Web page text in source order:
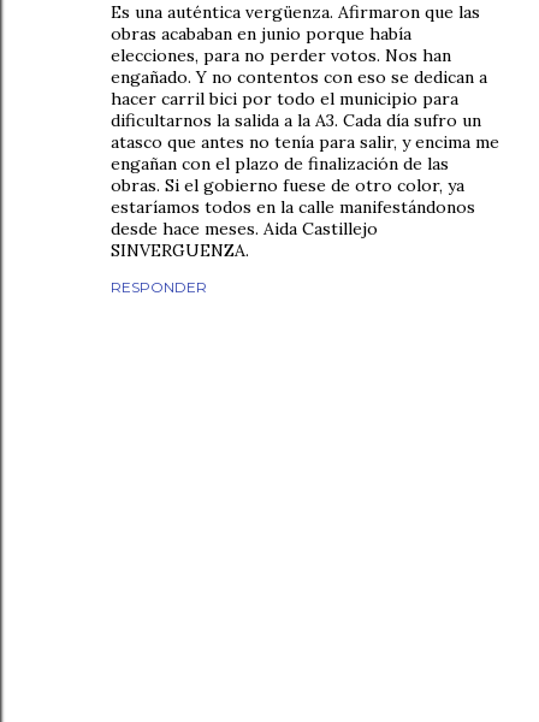
Es una auténtica vergüenza. Afirmaron que las
obras acababan en junio porque había
elecciones, para no perder votos. Nos han
engañado. Y no contentos con eso se dedican a
hacer carril bici por todo el municipio para
dificultarnos la salida a la A3. Cada día sufro un
atasco que antes no tenía para salir, y encima me
engañan con el plazo de finalización de las
obras. Si el gobierno fuese de otro color, ya
estaríamos todos en la calle manifestándonos
desde hace meses. Aida Castillejo
SINVERGUENZA.
RESPONDER